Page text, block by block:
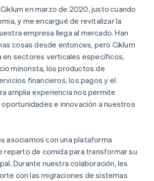
en marzo de 2020, justo cuando
y me encargué de revitalizar la
empresa llega al mercado. Han
cosas desde entonces, pero Ciklum
en sectores verticales específicos,
minorista, los productos de
financieros, los pagos y el
amplia experiencia nos permite
e innovación a nuestros
asociamos con una plataforma
reparto de comida para transformar su
Durante nuestra colaboración, les
con las migraciones de sistemas